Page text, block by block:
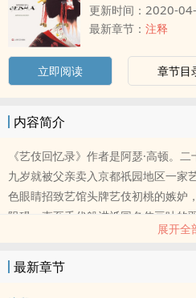
更新时间： 2020-
最新章节： 注释
立即阅读 章节目
内容简介
《艺伎回忆录》作者是阿瑟·高顿。
九岁就被父亲卖入京都祇园地区一家
色眼睛招致艺馆头牌艺伎初桃的嫉妒
阻碍。直至千代躲进祇园名伎豆叶的
在豆叶的指导下，千代改名小百合，
到有权势的人供养她。生存在夹缝中
展开全
最新章节